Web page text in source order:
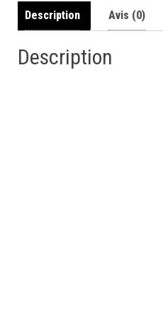
Description Avis (0)
Description